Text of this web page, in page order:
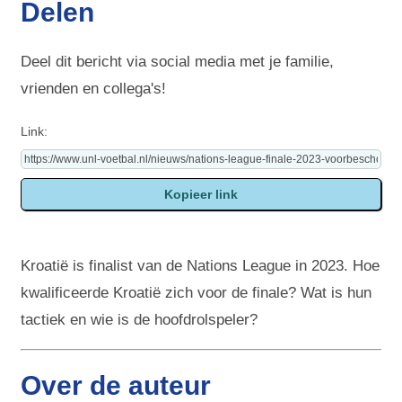
Delen
Deel dit bericht via social media met je familie,
vrienden en collega's!
Link:
Kroatië is finalist van de Nations League in 2023. Hoe
kwalificeerde Kroatië zich voor de finale? Wat is hun
tactiek en wie is de hoofdrolspeler?
Over de auteur